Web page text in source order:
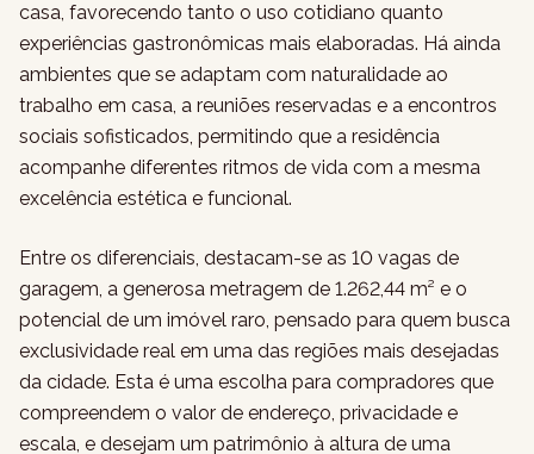
casa, favorecendo tanto o uso cotidiano quanto
experiências gastronômicas mais elaboradas. Há ainda
ambientes que se adaptam com naturalidade ao
trabalho em casa, a reuniões reservadas e a encontros
sociais sofisticados, permitindo que a residência
acompanhe diferentes ritmos de vida com a mesma
excelência estética e funcional.
Entre os diferenciais, destacam-se as 10 vagas de
garagem, a generosa metragem de 1.262,44 m² e o
potencial de um imóvel raro, pensado para quem busca
exclusividade real em uma das regiões mais desejadas
da cidade. Esta é uma escolha para compradores que
compreendem o valor de endereço, privacidade e
escala, e desejam um patrimônio à altura de uma